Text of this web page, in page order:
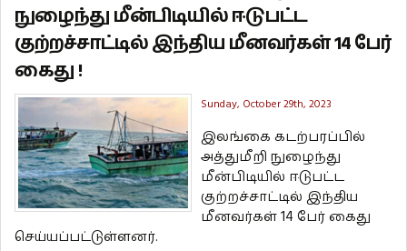
நுழைந்து மீன்பிடியில் ஈடுபட்ட
குற்றச்சாட்டில் இந்திய மீனவர்கள் 14 பேர்
கைது !
Sunday, October 29th, 2023
இலங்கை கடற்பரப்பில்
அத்துமீறி நுழைந்து
மீன்பிடியில் ஈடுபட்ட
குற்றச்சாட்டில் இந்திய
மீனவர்கள் 14 பேர் கைது
செய்யப்பட்டுள்ளனர்.